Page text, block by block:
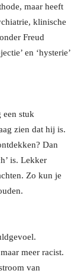
maar heeft
klinische
Freud
en ‘hysterie’
een stuk
zien dat hij is.
Dan
is. Lekker
Zo kun je
meer racist.
van